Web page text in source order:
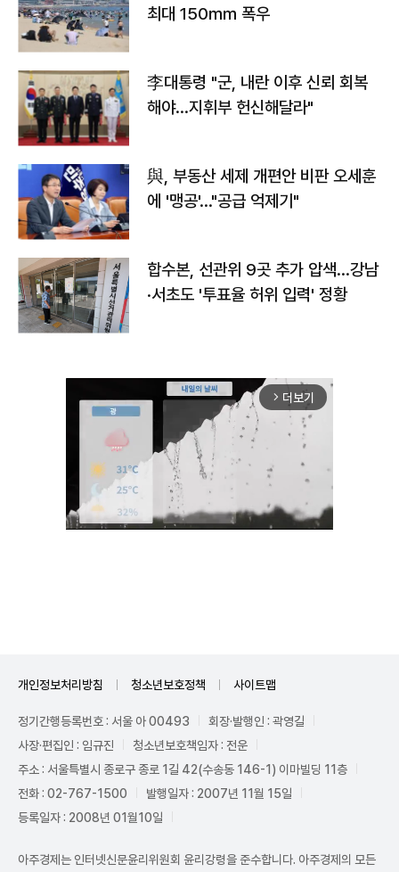
최대 150㎜ 폭우
李대통령 "군, 내란 이후 신뢰 회복
해야…지휘부 헌신해달라"
與, 부동산 세제 개편안 비판 오세훈
에 '맹공'…"공급 억제기"
합수본, 선관위 9곳 추가 압색…강남
·서초도 '투표율 허위 입력' 정황
arrow_forward_ios 더보기
개인정보처리방침 청소년보호정책 사이트맵
정기간행등록번호 : 서울 아 00493
회장·발행인 : 곽영길
사장·편집인 : 임규진
청소년보호책임자 : 전운
주소 : 서울특별시 종로구 종로 1길 42(수송동 146-1) 이마빌딩 11층
전화 : 02-767-1500
발행일자 : 2007년 11월 15일
등록일자 : 2008년 01월10일
아주경제는 인터넷신문윤리위원회 윤리강령을 준수합니다. 아주경제의 모든